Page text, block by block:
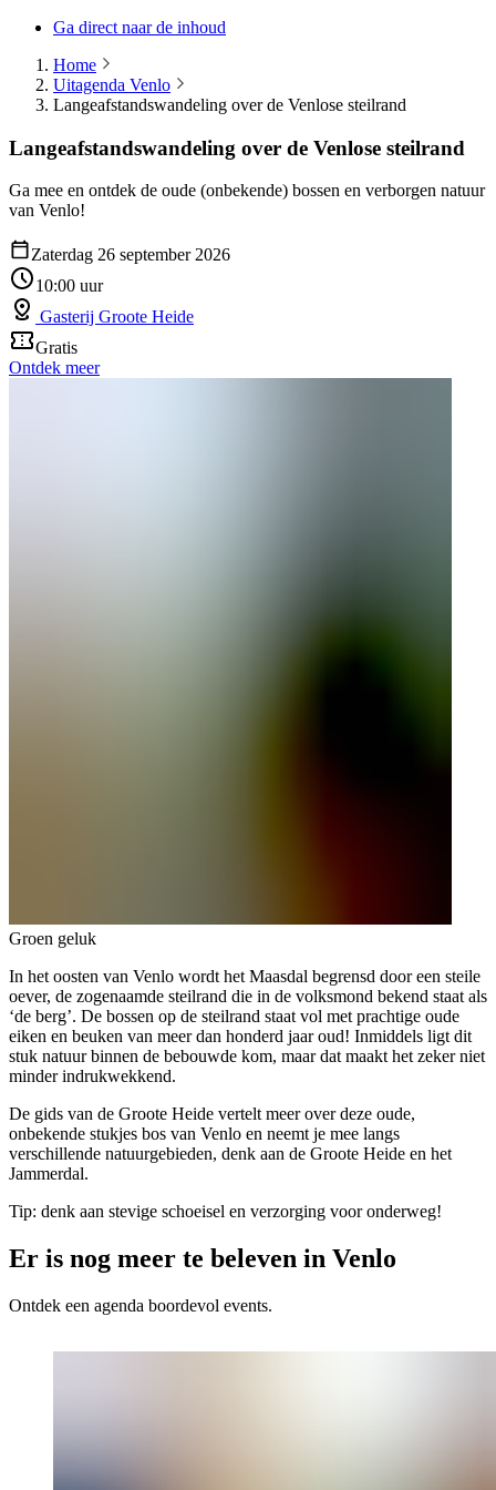
Ga direct naar de inhoud
Home
Uitagenda Venlo
Langeafstandswandeling over de Venlose steilrand
Langeafstandswandeling over de Venlose steilrand
Ga mee en ontdek de oude (onbekende) bossen en verborgen natuur
van Venlo!
Zaterdag 26 september 2026
10:00 uur
Gasterij Groote Heide
Gratis
Ontdek meer
Groen geluk
In het oosten van Venlo wordt het Maasdal begrensd door een steile
oever, de zogenaamde steilrand die in de volksmond bekend staat als
‘de berg’. De bossen op de steilrand staat vol met prachtige oude
eiken en beuken van meer dan honderd jaar oud! Inmiddels ligt dit
stuk natuur binnen de bebouwde kom, maar dat maakt het zeker niet
minder indrukwekkend.
De gids van de Groote Heide vertelt meer over deze oude,
onbekende stukjes bos van Venlo en neemt je mee langs
verschillende natuurgebieden, denk aan de Groote Heide en het
Jammerdal.
Tip: denk aan stevige schoeisel en verzorging voor onderweg!
Er is nog meer te beleven in Venlo
Ontdek een agenda boordevol events.